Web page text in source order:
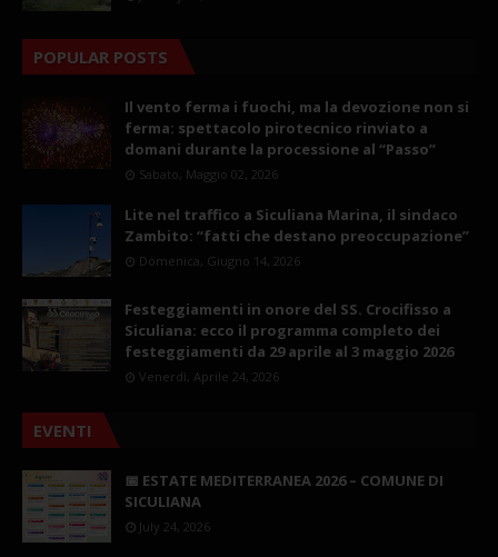
POPULAR POSTS
Il vento ferma i fuochi, ma la devozione non si
ferma: spettacolo pirotecnico rinviato a
domani durante la processione al “Passo”
Sabato, Maggio 02, 2026
Lite nel traffico a Siculiana Marina, il sindaco
Zambito: “fatti che destano preoccupazione”
Domenica, Giugno 14, 2026
Festeggiamenti in onore del SS. Crocifisso a
Siculiana: ecco il programma completo dei
festeggiamenti da 29 aprile al 3 maggio 2026
Venerdì, Aprile 24, 2026
EVENTI
📅 ESTATE MEDITERRANEA 2026 – COMUNE DI
SICULIANA
July 24, 2026